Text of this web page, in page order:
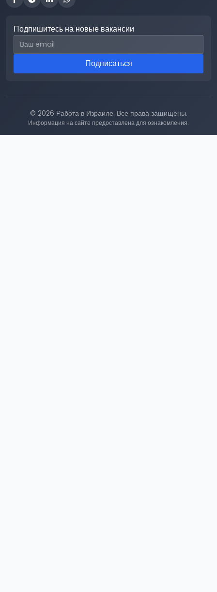
Подпишитесь на новые вакансии
Email для подписки
Подписаться
© 2026 Работа в Израиле. Все права защищены.
Информация на сайте предоставлена для ознакомления.